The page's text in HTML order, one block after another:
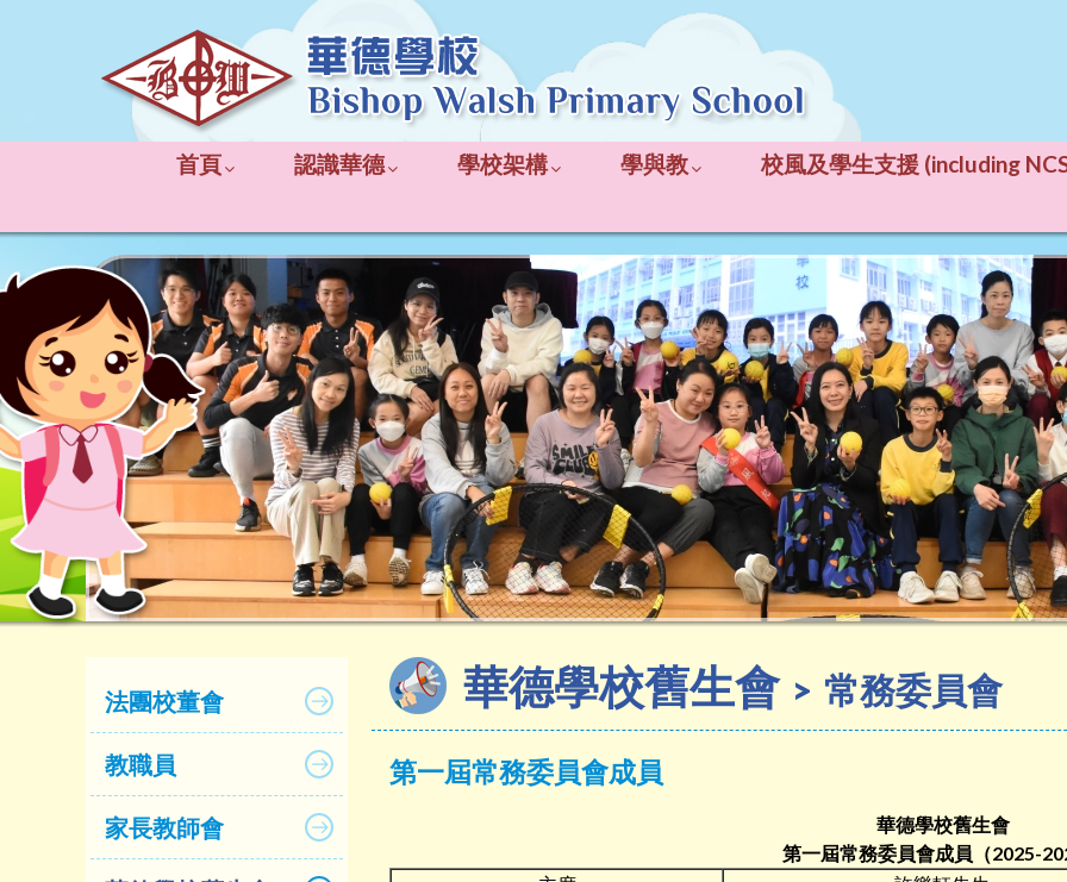
首頁 認識華德 學校架構 學與教 校風及學生支援 (including
法團校董會
教職員
家長教師會
華德學校舊生會 常務委員會
第一屆常務委員會成員
華德學校舊生會
第一屆常務委員會成員（2025-